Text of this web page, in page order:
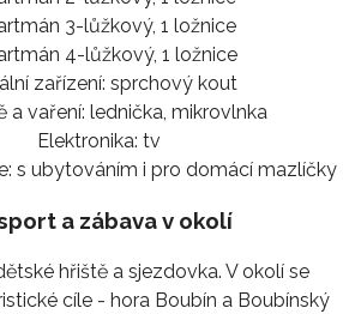
3-lůžkový, 1 ložnice
4-lůžkový, 1 ložnice
zařízení: sprchový kout
a vaření: lednička, mikrovlnka
Elektronika: tv
s ubytováním i pro domácí mazlíčky
a zábava v okolí
hřiště a sjezdovka. V okolí se
cíle - hora Boubín a Boubínský